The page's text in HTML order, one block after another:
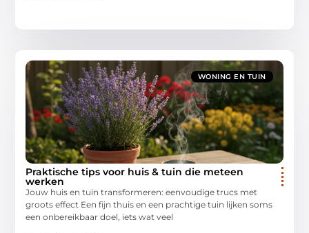
WONING EN TUIN
Praktische tips voor huis & tuin die meteen
werken
Jouw huis en tuin transformeren: eenvoudige trucs met
groots effect Een fijn thuis en een prachtige tuin lijken soms
een onbereikbaar doel, iets wat veel